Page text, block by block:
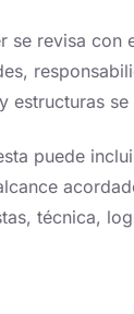
se revisa con
estructuras
puede
técnica,